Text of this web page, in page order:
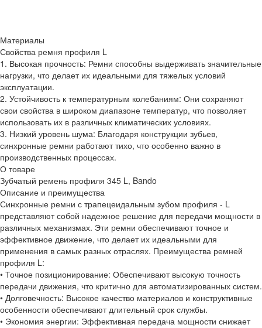
Материалы
Свойства ремня профиля L
1. Высокая прочность: Ремни способны выдерживать значительные
нагрузки, что делает их идеальными для тяжелых условий
эксплуатации.
2. Устойчивость к температурным колебаниям: Они сохраняют
свои свойства в широком диапазоне температур, что позволяет
использовать их в различных климатических условиях.
3. Низкий уровень шума: Благодаря конструкции зубьев,
синхронные ремни работают тихо, что особенно важно в
производственных процессах.
О товаре
Зубчатый ремень профиля 345 L, Bando
Описание и преимущества
Синхронные ремни с трапецеидальным зубом профиля - L
представляют собой надежное решение для передачи мощности в
различных механизмах. Эти ремни обеспечивают точное и
эффективное движение, что делает их идеальными для
применения в самых разных отраслях. Преимущества ремней
профиля L:
• Точное позиционирование: Обеспечивают высокую точность
передачи движения, что критично для автоматизированных систем.
• Долговечность: Высокое качество материалов и конструктивные
особенности обеспечивают длительный срок службы.
• Экономия энергии: Эффективная передача мощности снижает